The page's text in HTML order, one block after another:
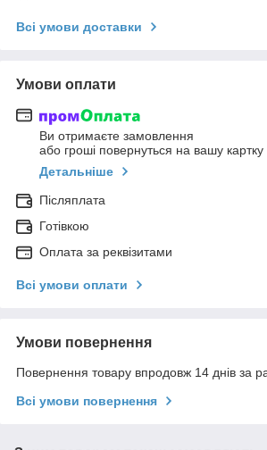
Всі умови доставки
Умови оплати
Ви отримаєте замовлення
або гроші повернуться на вашу картку
Детальніше
Післяплата
Готівкою
Оплата за реквізитами
Всі умови оплати
Умови повернення
Повернення товару впродовж 14 днів за
Всі умови повернення